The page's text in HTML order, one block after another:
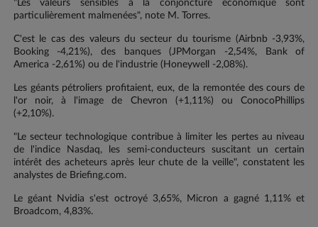
"Les valeurs sensibles à la conjoncture économique sont
particulièrement malmenées", note M. Torres.
C'est le cas des valeurs du secteur du tourisme (Airbnb -3,93%,
Booking -4,21%), des banques (JPMorgan -2,54%, Bank of
America -2,61%) ou de l'industrie (Honeywell -2,08%).
Les géants pétroliers profitaient, eux, de la remontée des cours de
l'or noir, à l'image de Chevron (+1,11%) ou ConocoPhillips
(+2,10%).
"Le secteur technologique contribue à limiter les pertes au niveau
de l'indice Nasdaq, les semi-conducteurs suscitant un certain
intérêt des acheteurs après leur chute de la veille", constatent les
analystes de Briefing.com.
Le géant Nvidia s'est octroyé 3,65%, Micron a gagné 1,11% et
Broadcom, 4,83%.